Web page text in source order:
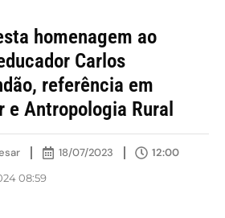
homenagem ao
Carlos
referência em
e Antropologia Rural
18/07/2023 12:00
08:59